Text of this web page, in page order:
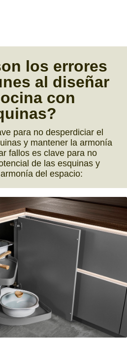
los errores
al diseñar
con
para no desperdiciar el
y mantener la armonía
fallos es clave para no
de las esquinas y
del espacio: